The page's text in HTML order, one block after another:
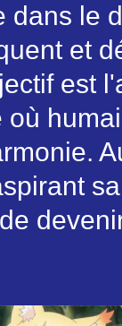
dans le
et
est
où